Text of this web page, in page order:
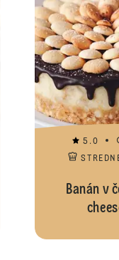
5.0
Banán v